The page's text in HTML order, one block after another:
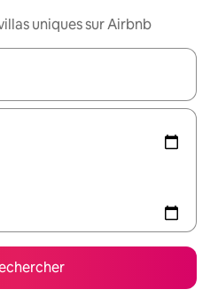
uniques sur Airbnb
utilisez les flèches vers le